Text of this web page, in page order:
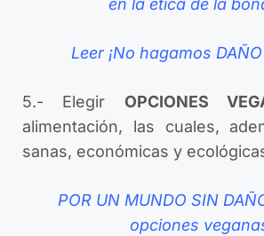
en la ética de la
Leer ¡No hagamos
5.- Elegir OPCIONES
alimentación, las cuales,
sanas, económicas y
POR UN MUNDO SIN
opciones